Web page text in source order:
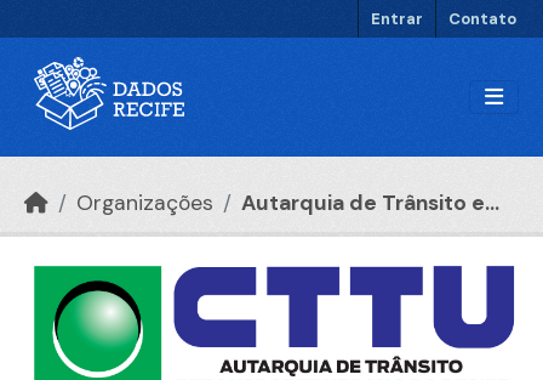
Entrar Contato
Organizações Autarquia de Trânsito e...